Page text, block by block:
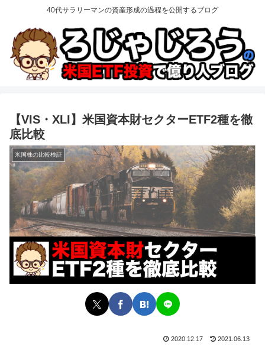
40代サラリーマンの資産形成の過程を公開するブログ
【VIS・XLI】米国資本財セクターETF2種を徹
底比較
米国株の比較検証
2020.12.17 2021.06.13